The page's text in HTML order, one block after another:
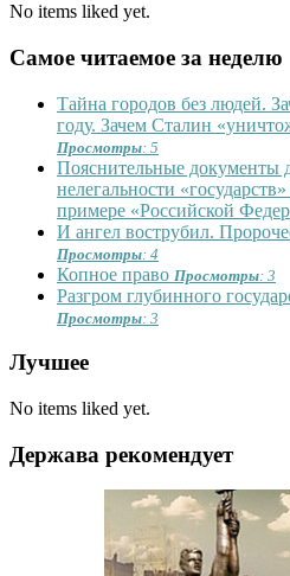
No items liked yet.
Самое читаемое за неделю
Тайна городов без людей.
году. Зачем Сталин
Просмотры: 5
Пояснительные документы
нелегальности
примере «Российской
И ангел вострубил.
Просмотры: 4
Копное право Просмотры: 3
Разгром глубинного
Просмотры: 3
Лучшее
No items liked yet.
Держава рекомендует